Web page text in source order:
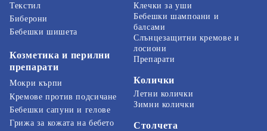
Текстил
Биберони
Бебешки шишета
Козметика и перилни
препарати
Мокри кърпи
Кремове против подсичане
Бебешки сапуни и гелове
Грижа за кожата на бебето
Клечки за уши
Бебешки шампоани и
балсами
Слънцезащитни кремове и
лосиони
Препарати
Колички
Летни колички
Зимни колички
Столчета